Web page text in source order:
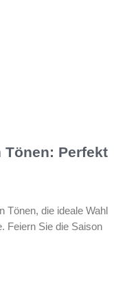
Perfekt
Tönen, die ideale Wahl
Feiern Sie die Saison